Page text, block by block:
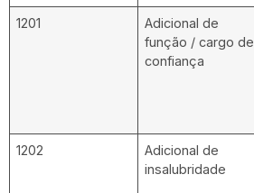
1201
Adicional de
função / cargo de
confiança
1202
Adicional de
insalubridade